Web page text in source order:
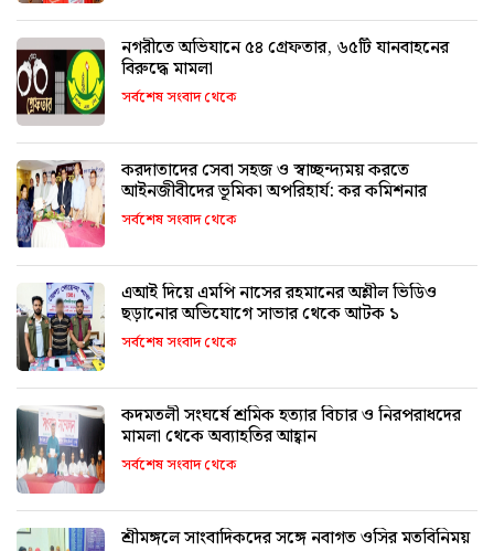
নগরীতে অভিযানে ৫৪ গ্রেফতার, ৬৫টি যানবাহনের
বিরুদ্ধে মামলা
সর্বশেষ সংবাদ থেকে
করদাতাদের সেবা সহজ ও স্বাচ্ছন্দ্যময় করতে
আইনজীবীদের ভূমিকা অপরিহার্য: কর কমিশনার
সর্বশেষ সংবাদ থেকে
এআই দিয়ে এমপি নাসের রহমানের অশ্লীল ভিডিও
ছড়ানোর অভিযোগে সাভার থেকে আটক ১
সর্বশেষ সংবাদ থেকে
কদমতলী সংঘর্ষে শ্রমিক হত্যার বিচার ও নিরপরাধদের
মামলা থেকে অব্যাহতির আহ্বান
সর্বশেষ সংবাদ থেকে
শ্রীমঙ্গলে সাংবাদিকদের সঙ্গে নবাগত ওসির মতবিনিময়